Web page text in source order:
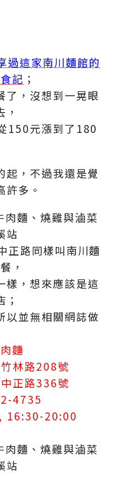
過這家南川麵館的
記 ；
了，沒想到一晃眼
，
150元漲到了180
起，不過我還是覺
許多。
正路同樣叫南川麵
，
樣，想來應該是這
；
以並無相關網誌做
麵
林路208號
正路336號
4735
16:30-20:00